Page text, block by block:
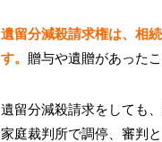
遺留分減殺請求権は、相
す。 贈与や遺贈があった
遺留分減殺請求をしても
家庭裁判所で調停、審判